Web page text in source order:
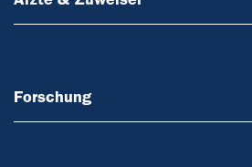
Forschung